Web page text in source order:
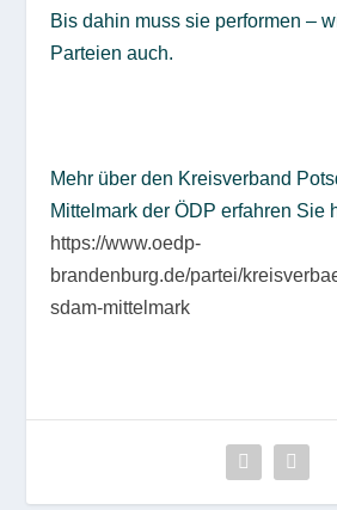
Bis dahin muss sie performen –
Parteien auch.
Mehr über den Kreisverband
Mittelmark der ÖDP erfahren Sie
https://www.oedp-
brandenburg.de/partei/
sdam-mittelmark